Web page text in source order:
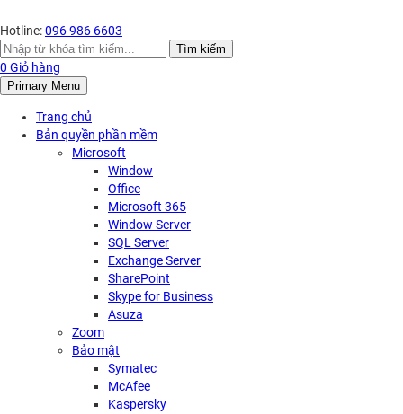
Hotline:096 986 6603
Search
for:
Tìm kiếm
0 Giỏ hàng
Primary Menu
Trang chủ
Bản quyền phần mềm
Microsoft
Window
Office
Microsoft 365
Window Server
SQL Server
Exchange Server
SharePoint
Skype for Business
Asuza
Zoom
Bảo mật
Symatec
McAfee
Kaspersky